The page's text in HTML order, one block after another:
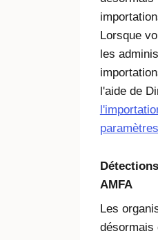
Lorsque
les
l'aide de
AMFA
Les
désormais